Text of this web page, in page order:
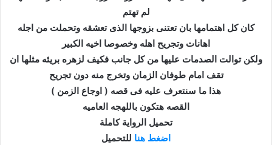
لم تهتم
كان كل اهتمامها بان تعتنى بزوجها الذى تعشقه وتحملت من اجله
اهانات وتجريح اهله وخصوصا اخيه الكبير
ولكن توالت الصدمات عليها من كل جانب فكيف لزهره بريئه مثلها ان
تقف امام طوفان الزمان وتخرج منه دون تجريح
هذا ما سنتعرف عليه فى قصه ( اوجاع الزمن )
القصه هتكون باللهجه العاميه
تحميل الرواية كاملة
اضغط هنا للتحميل